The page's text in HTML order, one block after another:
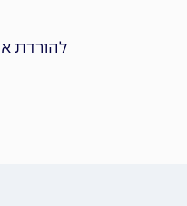
להורדת